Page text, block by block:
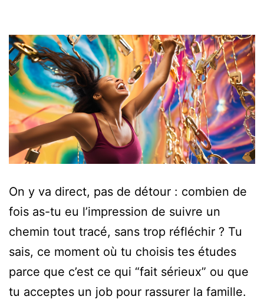
On y va direct, pas de détour : combien de
fois as-tu eu l’impression de suivre un
chemin tout tracé, sans trop réfléchir ? Tu
sais, ce moment où tu choisis tes études
parce que c’est ce qui “fait sérieux” ou que
tu acceptes un job pour rassurer la famille.